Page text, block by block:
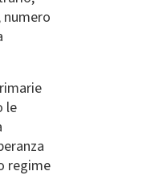
le
regime